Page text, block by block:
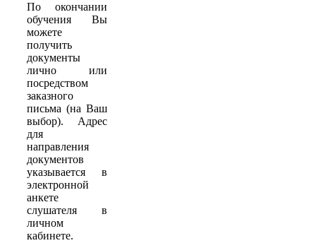
По окончании
обучения Вы
можете
получить
документы
лично или
посредством
заказного
письма (на Ваш
выбор). Адрес
для
направления
документов
указывается в
электронной
анкете
слушателя в
личном
кабинете.